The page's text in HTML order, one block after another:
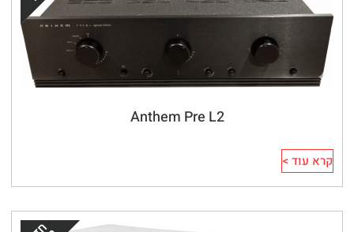
Anthem Pre L2
קרא עוד >